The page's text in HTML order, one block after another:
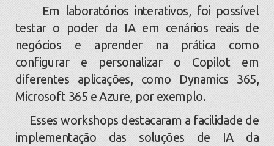
Em laboratórios interativos, foi possível
testar o poder da IA em cenários reais de
negócios e aprender na prática como
configurar e personalizar o Copilot em
diferentes aplicações, como Dynamics 365,
Microsoft 365 e Azure, por exemplo.
Esses workshops destacaram a facilidade de
implementação das soluções de IA da